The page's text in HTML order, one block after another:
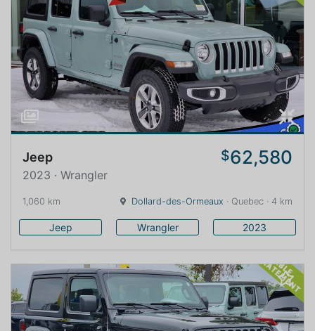
Jeep $62,580
2023 · Wrangler
1,060 km Dollard-des-Ormeaux · Quebec · 4 km
Jeep Wrangler 2023